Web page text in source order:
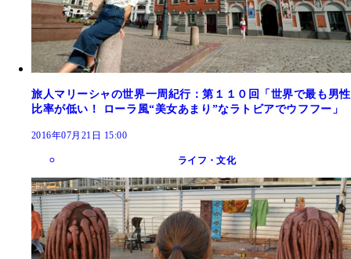
旅人マリーシャの世界一周紀行：第１１０回「世界で最も男性
比率が低い！ ローラ風“美女あまり”なラトビアでウフフー」
2016年07月21日 15:00
ライフ・文化